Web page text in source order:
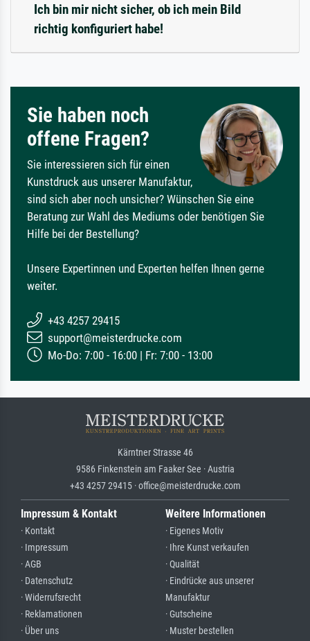
Ich bin mir nicht sicher, ob ich mein Bild
richtig konfiguriert habe!
Sie haben noch
offene Fragen?
Sie interessieren sich für einen
Kunstdruck aus unserer Manufaktur,
sind sich aber noch unsicher? Wünschen Sie eine
Beratung zur Wahl des Mediums oder benötigen Sie
Hilfe bei der Bestellung?
Unsere Expertinnen und Experten helfen Ihnen gerne
weiter.
+43 4257 29415
support@meisterdrucke.com
Mo-Do: 7:00 - 16:00 | Fr: 7:00 - 13:00
Kärntner Strasse 46
9586 Finkenstein am Faaker See · Austria
+43 4257 29415 · office@meisterdrucke.com
Impressum & Kontakt
· Kontakt
· Impressum
· AGB
· Datenschutz
· Widerrufsrecht
· Reklamationen
· Über uns
Weitere Informationen
· Eigenes Motiv
· Ihre Kunst verkaufen
· Qualität
· Eindrücke aus unserer
Manufaktur
· Gutscheine
· Muster bestellen